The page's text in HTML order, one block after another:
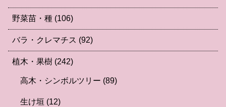
野菜苗・種 (106)
バラ・クレマチス (92)
植木・果樹 (242)
高木・シンボルツリー (89)
生け垣 (12)